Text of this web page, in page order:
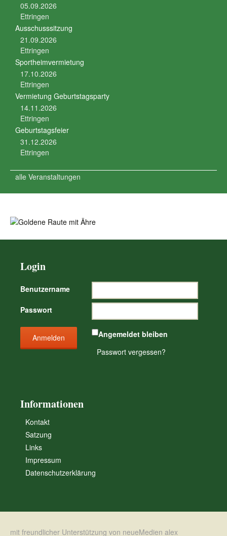
05.09.2026
Ettringen
Ausschusssitzung
21.09.2026
Ettringen
Sportheimvermietung
17.10.2026
Ettringen
Vermietung Geburtstagsparty
14.11.2026
Ettringen
Geburtstagsfeier
31.12.2026
Ettringen
alle Veranstaltungen
Login
Benutzername
Passwort
Angemeldet bleiben
Passwort vergessen?
Informationen
Kontakt
Satzung
Links
Impressum
Datenschutzerklärung
mit freundlicher Unterstützung von neueMedien alex